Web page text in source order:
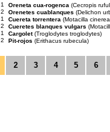
1
Oreneta cua-rogenca (Cecropis
2
Orenetes cuablanques (Delichon
1
Cuereta torrentera (Motacilla
2
Cueretes blanques vulgars
1
Cargolet (Troglodytes troglodytes)
2
Pit-rojos (Erithacus rubecula)
2 3 4 5 6